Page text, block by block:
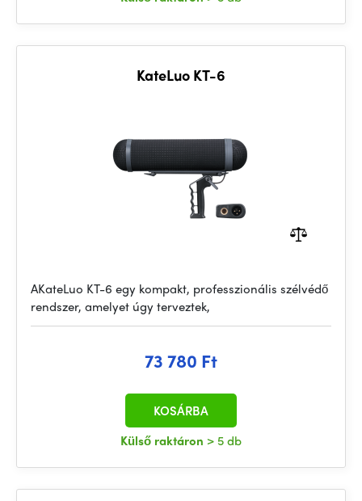
KateLuo KT-6
AKateLuo KT-6 egy kompakt, professzionális szélvédő
rendszer, amelyet úgy terveztek,
73 780 Ft
Külső raktáron > 5 db
KOSÁRBA